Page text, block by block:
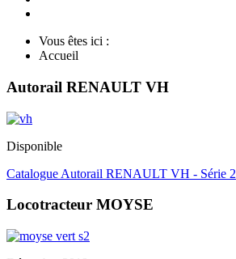
Vous êtes ici :
Accueil
Autorail RENAULT VH
Disponible
Catalogue Autorail RENAULT VH - Série 2
Locotracteur MOYSE